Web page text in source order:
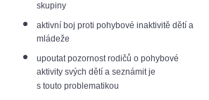
skupiny
aktivní boj proti pohybové inaktivitě dětí a
mládeže
upoutat pozornost rodičů o pohybové
aktivity svých dětí a seznámit je
s touto problematikou